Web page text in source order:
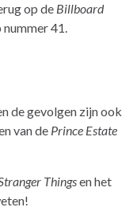
op de Billboard
41.
de gevolgen zijn ook
van de Prince Estate
Thingsen het